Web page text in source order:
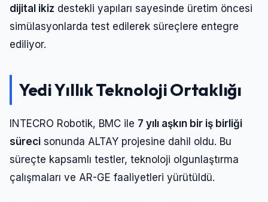
dijital ikiz destekli yapıları sayesinde üretim öncesi
simülasyonlarda test edilerek süreçlere entegre
ediliyor.
Yedi Yıllık Teknoloji Ortaklığı
INTECRO Robotik, BMC ile 7 yılı aşkın bir iş birliği
süreci sonunda ALTAY projesine dahil oldu. Bu
süreçte kapsamlı testler, teknoloji olgunlaştırma
çalışmaları ve AR-GE faaliyetleri yürütüldü.